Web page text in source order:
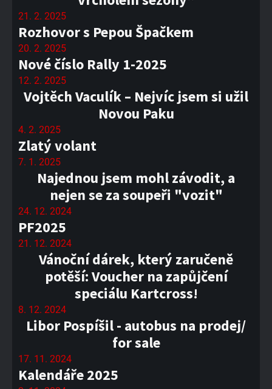
21. 2. 2025
Rozhovor s Pepou Špačkem
20. 2. 2025
Nové číslo Rally 1-2025
12. 2. 2025
Vojtěch Vaculík – Nejvíc jsem si užil
Novou Paku
4. 2. 2025
Zlatý volant
7. 1. 2025
Najednou jsem mohl závodit, a
nejen se za soupeři "vozit"
24. 12. 2024
PF2025
21. 12. 2024
Vánoční dárek, který zaručeně
potěší: Voucher na zapůjčení
speciálu Kartcross!
8. 12. 2024
Libor Pospíšil - autobus na prodej/
for sale
17. 11. 2024
Kalendáře 2025